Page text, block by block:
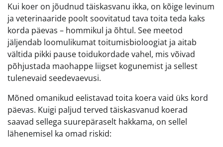
Kui koer on jõudnud täiskasvanu ikka, on kõige levinum
ja veterinaaride poolt soovitatud tava toita teda kaks
korda päevas – hommikul ja õhtul. See meetod
jäljendab loomulikumat toitumisbioloogiat ja aitab
vältida pikki pause toidukordade vahel, mis võivad
põhjustada maohappe liigset kogunemist ja sellest
tulenevaid seedevaevusi.
Mõned omanikud eelistavad toita koera vaid üks kord
päevas. Kuigi paljud terved täiskasvanud koerad
saavad sellega suurepäraselt hakkama, on sellel
lähenemisel ka omad riskid: